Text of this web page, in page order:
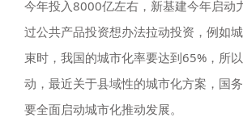
今年投入8000亿左右，新基建今年启动
过公共产品投资想办法拉动投资，例如
束时，我国的城市化率要达到65%，所
动，最近关于县域性的城市化方案，国
要全面启动城市化推动发展。